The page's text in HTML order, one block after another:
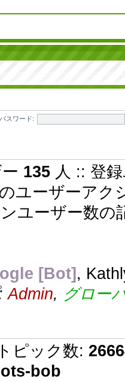
パスワード:
135 人 :: 登
ユーザーア
ユーザー数の
[Bot] ,
:Admin, グロー
ピック数:
bob